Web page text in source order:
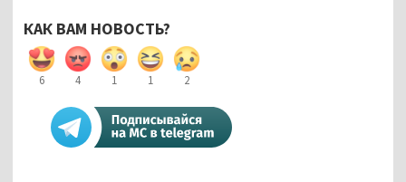
КАК ВАМ НОВОСТЬ?
6 4 1 1 2